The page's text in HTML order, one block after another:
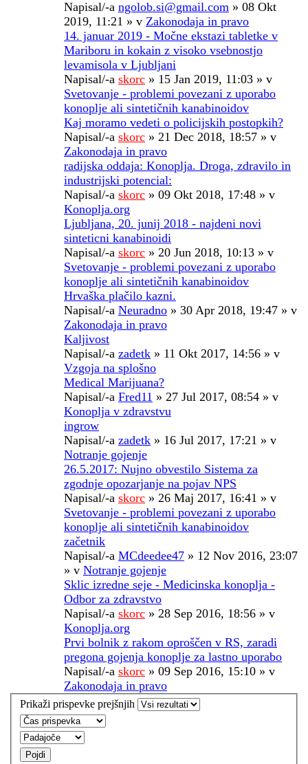
Napisal/-a ngolob.si@gmail.com » 08 Okt
2019, 11:21 » v Zakonodaja in pravo
14. januar 2019 - Močne ekstazi tabletke v
Mariboru in kokain z visoko vsebnostjo
levamisola v Ljubljani
Napisal/-a skorc » 15 Jan 2019, 11:03 » v
Svetovanje - problemi povezani z uporabo
konoplje ali sintetičnih kanabinoidov
Kaj moramo vedeti o policijskih postopkih?
Napisal/-a skorc » 21 Dec 2018, 18:57 » v
Zakonodaja in pravo
radijska oddaja: Konoplja. Droga, zdravilo in
industrijski potencial:
Napisal/-a skorc » 09 Okt 2018, 17:48 » v
Konoplja.org
Ljubljana, 20. junij 2018 - najdeni novi
sinteticni kanabinoidi
Napisal/-a skorc » 20 Jun 2018, 10:13 » v
Svetovanje - problemi povezani z uporabo
konoplje ali sintetičnih kanabinoidov
Hrvaška plačilo kazni.
Napisal/-a Neuradno » 30 Apr 2018, 19:47 » v
Zakonodaja in pravo
Kaljivost
Napisal/-a zadetk » 11 Okt 2017, 14:56 » v
Vzgoja na splošno
Medical Marijuana?
Napisal/-a Fred11 » 27 Jul 2017, 08:54 » v
Konoplja v zdravstvu
ingrow
Napisal/-a zadetk » 16 Jul 2017, 17:21 » v
Notranje gojenje
26.5.2017: Nujno obvestilo Sistema za
zgodnje opozarjanje na pojav NPS
Napisal/-a skorc » 26 Maj 2017, 16:41 » v
Svetovanje - problemi povezani z uporabo
konoplje ali sintetičnih kanabinoidov
začetnik
Napisal/-a MCdeedee47 » 12 Nov 2016, 23:07
» v Notranje gojenje
Sklic izredne seje - Medicinska konoplja -
Odbor za zdravstvo
Napisal/-a skorc » 28 Sep 2016, 18:56 » v
Konoplja.org
Prvi bolnik z rakom oproščen v RS, zaradi
pregona gojenja konoplje za lastno uporabo
Napisal/-a skorc » 09 Sep 2016, 15:10 » v
Zakonodaja in pravo
Prikaži prispevke prejšnjih